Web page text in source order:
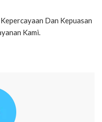
Dan Kepuasan
Kami.